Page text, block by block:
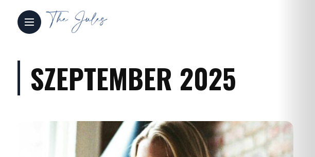
SZEPTEMBER 2025